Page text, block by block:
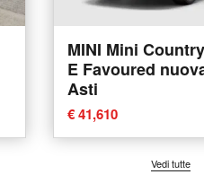
MINI Mini
E Favoured
Asti
€ 41,610
Vedi tutte